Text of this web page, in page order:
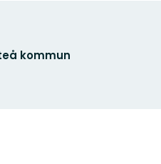
kommun